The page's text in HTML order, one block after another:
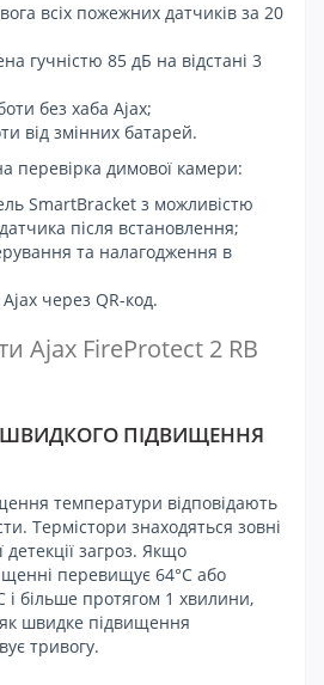
всіх пожежних датчиків за 20
гучністю 85 дБ на відстані 3
без хаба Ajax;
від змінних батарей.
перевірка димової камери:
SmartBracket з можливістю
після встановлення;
та налагодження в
через QR-код.
Ajax FireProtect 2 RB
ШВИДКОГО ПІДВИЩЕННЯ
температури відповідають
Термістори знаходяться зовні
загроз. Якщо
перевищує 64°C або
і більше протягом 1 хвилини,
швидке підвищення
тривогу.